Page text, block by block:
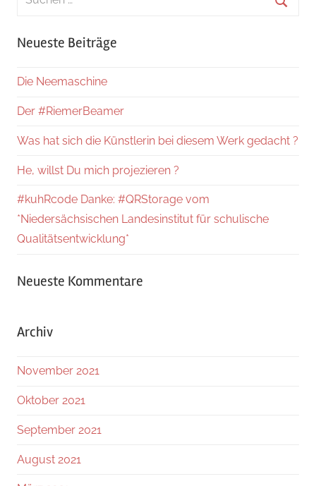
Neueste Beiträge
Die Neemaschine
Der #RiemerBeamer
Was hat sich die Künstlerin bei diesem Werk gedacht ?
He, willst Du mich projezieren ?
#kuhRcode Danke: #QRStorage vom
*Niedersächsischen Landesinstitut für schulische
Qualitätsentwicklung*
Neueste Kommentare
Archiv
November 2021
Oktober 2021
September 2021
August 2021